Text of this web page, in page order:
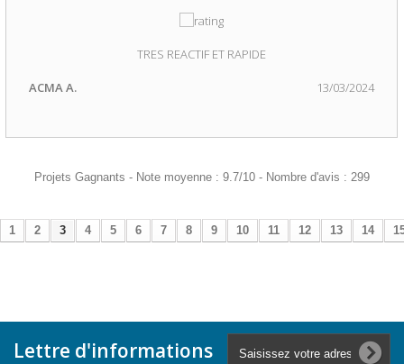
TRES REACTIF ET RAPIDE
ACMA A. 13/03/2024
Projets Gagnants - Note moyenne : 9.7/10 - Nombre d'avis : 299
1 2 3 4 5 6 7 8 9 10 11 12 13 14
Lettre d'informations